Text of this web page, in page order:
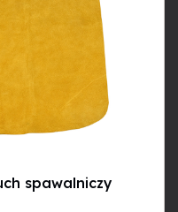
spawalniczy